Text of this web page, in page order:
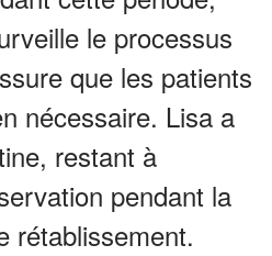
le processus
que les patients
nécessaire. Lisa a
restant à
pendant la
rétablissement.